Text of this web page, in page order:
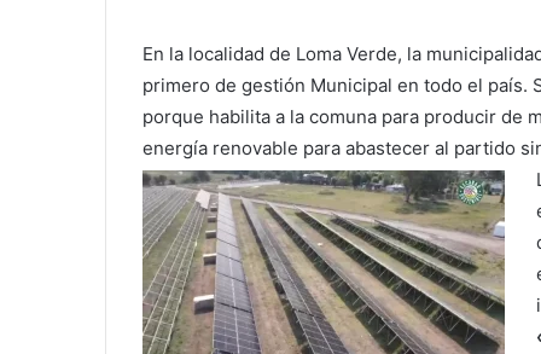
En la localidad de Loma Verde, la
primero de gestión Municipal en todo el país.
porque habilita a la comuna para producir de
energía renovable para abastecer al partido